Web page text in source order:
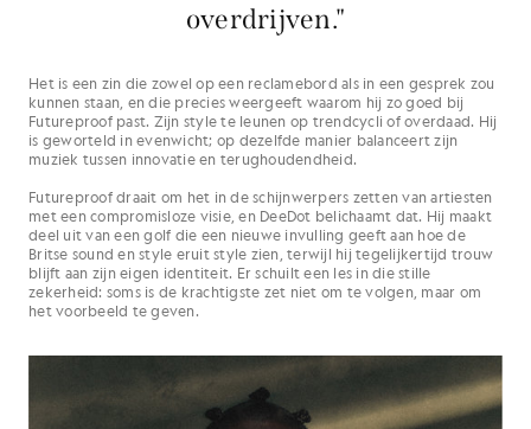
overdrijven."
Het is een zin die zowel op een reclamebord als in een gesprek zou
kunnen staan, en die precies weergeeft waarom hij zo goed bij
Futureproof past. Zijn style te leunen op trendcycli of overdaad. Hij
is geworteld in evenwicht; op dezelfde manier balanceert zijn
muziek tussen innovatie en terughoudendheid.
Futureproof draait om het in de schijnwerpers zetten van artiesten
met een compromisloze visie, en DeeDot belichaamt dat. Hij maakt
deel uit van een golf die een nieuwe invulling geeft aan hoe de
Britse sound en style eruit style zien, terwijl hij tegelijkertijd trouw
blijft aan zijn eigen identiteit. Er schuilt een les in die stille
zekerheid: soms is de krachtigste zet niet om te volgen, maar om
het voorbeeld te geven.